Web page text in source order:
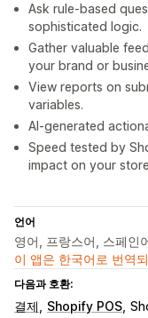
Ask rule-based
sophisticated logic.
Gather valuable
your brand or
View reports on
variables.
AI-generated
Speed tested by
impact on your
언어
영어, 프랑스어, 스페인
이 앱은 한국어로 번역
다음과 호환:
결제 Shopify POS